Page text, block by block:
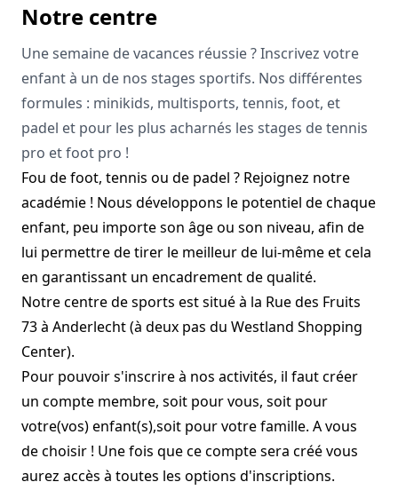
Notre centre
Une semaine de vacances réussie ? Inscrivez votre
enfant à un de nos stages sportifs. Nos différentes
formules : minikids, multisports, tennis, foot, et
padel et pour les plus acharnés les stages de tennis
pro et foot pro !
Fou de foot, tennis ou de padel ? Rejoignez notre
académie ! Nous développons le potentiel de chaque
enfant, peu importe son âge ou son niveau, afin de
lui permettre de tirer le meilleur de lui-même et cela
en garantissant un encadrement de qualité.
Notre centre de sports est situé à la Rue des Fruits
73 à Anderlecht (à deux pas du Westland Shopping
Center).
Pour pouvoir s'inscrire à nos activités, il faut créer
un compte membre, soit pour vous, soit pour
votre(vos) enfant(s),soit pour votre famille. A vous
de choisir ! Une fois que ce compte sera créé vous
aurez accès à toutes les options d'inscriptions.